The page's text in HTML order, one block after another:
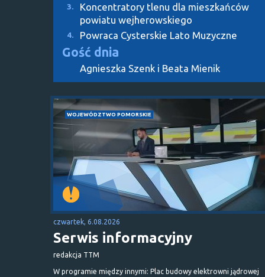
3.
Koncentratory tlenu dla mieszkańców
powiatu wejherowskiego
4. Powraca Cysterskie Lato Muzyczne
Gość dnia
Agnieszka Szenk i Beata Mienik
WOJEWÓDZTWO POMORSKIE
czwartek, 6.08.2026
Serwis informacyjny
redakcja TTM
W programie między innymi: Plac budowy elektrowni jądrowej